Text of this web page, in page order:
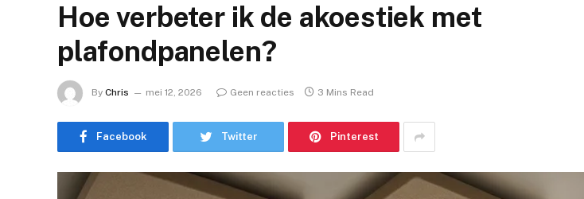
Hoe verbeter ik de akoestiek met
plafondpanelen?
By Chris mei 12, 2026 Geen reacties 3 Mins Read
Facebook Twitter Pinterest